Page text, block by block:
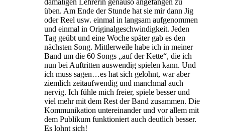
üben. Am Ende der Stunde hat sie mir dann Jig
oder Reel usw. einmal in langsam aufgenommen
und einmal in Originalgeschwindigkeit. Jeden
Tag geübt und eine Woche später gab es den
nächsten Song. Mittlerweile habe ich in meiner
Band um die 60 Songs „auf der Kette“, die ich
nun bei Auftritten auswendig spielen kann. Und
ich muss sagen…es hat sich gelohnt, war aber
ziemlich zeitaufwendig und manchmal auch
nervig. Ich fühle mich freier, spiele besser und
viel mehr mit dem Rest der Band zusammen. Die
Kommunikation untereinander und vor allem mit
dem Publikum funktioniert auch deutlich besser.
Es lohnt sich!